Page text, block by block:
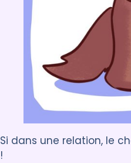
Si dans une relation, le
!